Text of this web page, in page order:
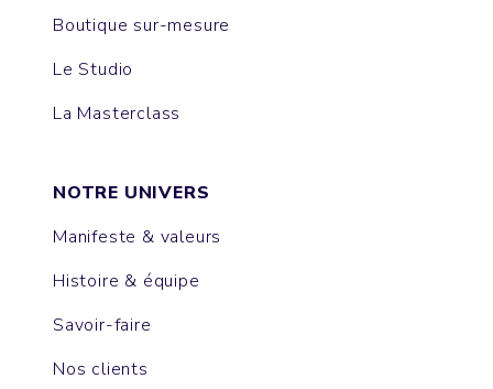
Boutique sur-mesure
Le Studio
La Masterclass
NOTRE UNIVERS
Manifeste & valeurs
Histoire & équipe
Savoir-faire
Nos clients